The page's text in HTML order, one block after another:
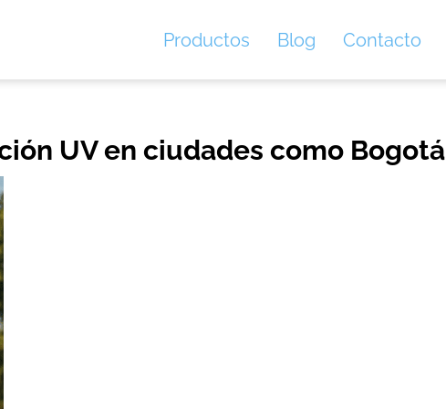
Productos Blog Contacto
UV en ciudades como Bogotá